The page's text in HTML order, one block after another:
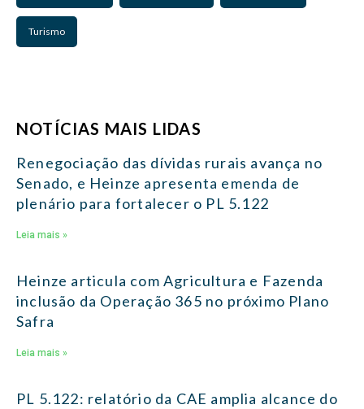
Turismo
NOTÍCIAS MAIS LIDAS
Renegociação das dívidas rurais avança no
Senado, e Heinze apresenta emenda de
plenário para fortalecer o PL 5.122
Leia mais »
Heinze articula com Agricultura e Fazenda
inclusão da Operação 365 no próximo Plano
Safra
Leia mais »
PL 5.122: relatório da CAE amplia alcance do